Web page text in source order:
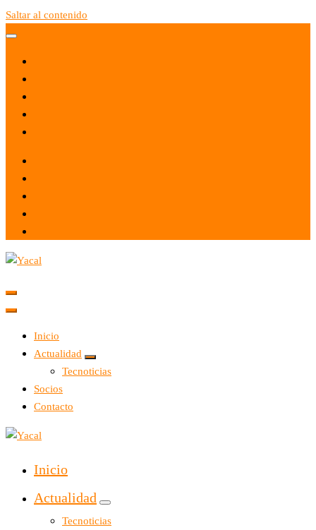
Saltar al contenido
Yacal micro hosting
Inicio
Actualidad
Tecnoticias
Socios
Contacto
Yacal micro hosting
Inicio
Actualidad
Tecnoticias